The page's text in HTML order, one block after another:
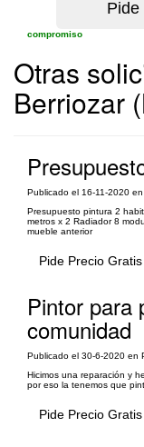
compromiso
Otras
Berriozar
Publicado el 16-11-2020
Presupuesto pintura 2
metros x 2 Radiador 8
mueble anterior
Pide Precio Gratis
Pintor para
comunidad
Publicado el 30-6-2020 en
Hicimos una reparación y
por eso la tenemos que
Pide Precio Gratis